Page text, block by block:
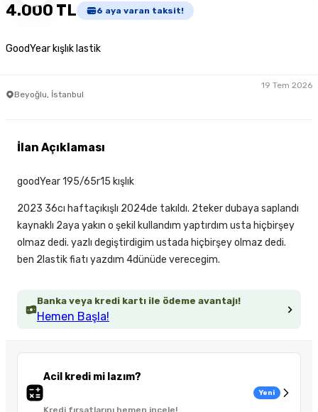
4.000 TL 6 aya varan taksit!
GoodYear kışlık lastik
Beyoğlu, İstanbul
19 Tem 2026
Banka veya kredi kartı ile ödeme avantajı!
Hemen Başla!
Acil kredi mi lazım?
Yeni
İlan Açıklaması
goodYear 195/65r15 kışlık
2023 36cı haftaçıkışlı 2024de takıldı. 2teker dubaya saplandı
kaynaklı 2aya yakın o şekil kullandım yaptırdım usta hiçbirşey
olmaz dedi. yazlı degiştirdigim ustada hiçbirşey olmaz dedi.
ben 2lastik fiatı yazdım 4dünüde verecegim.